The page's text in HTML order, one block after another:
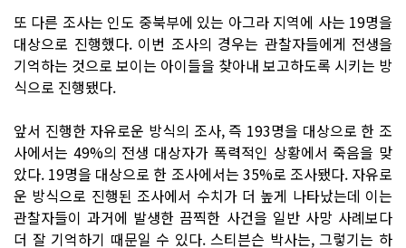
또 다른 조사는 인도 중북부에 있는 아그라 지역에 사는 19명을
대상으로 진행했다. 이번 조사의 경우는 관찰자들에게 전생을
기억하는 것으로 보이는 아이들을 찾아내 보고하도록 시키는 방
식으로 진행됐다.
앞서 진행한 자유로운 방식의 조사, 즉 193명을 대상으로 한 조
사에서는 49%의 전생 대상자가 폭력적인 상황에서 죽음을 맞
았다. 19명을 대상으로 한 조사에서는 35%로 조사됐다. 자유로
운 방식으로 진행된 조사에서 수치가 더 높게 나타났는데 이는
관찰자들이 과거에 발생한 끔찍한 사건을 일반 사망 사례보다
더 잘 기억하기 때문일 수 있다. 스티븐슨 박사는, 그렇기는 하